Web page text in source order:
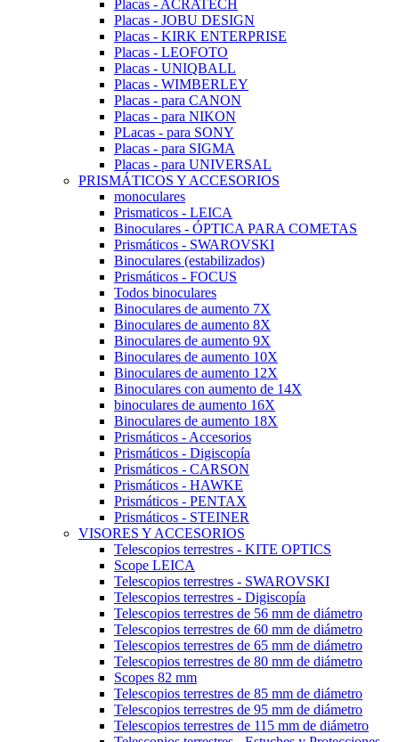
Placas - ACRATECH
Placas - JOBU DESIGN
Placas - KIRK ENTERPRISE
Placas - LEOFOTO
Placas - UNIQBALL
Placas - WIMBERLEY
Placas - para CANON
Placas - para NIKON
PLacas - para SONY
Placas - para SIGMA
Placas - para UNIVERSAL
PRISMÁTICOS Y ACCESORIOS
monoculares
Prismaticos - LEICA
Binoculares - ÓPTICA PARA COMETAS
Prismáticos - SWAROVSKI
Binoculares (estabilizados)
Prismáticos - FOCUS
Todos binoculares
Binoculares de aumento 7X
Binoculares de aumento 8X
Binoculares de aumento 9X
Binoculares de aumento 10X
Binoculares de aumento 12X
Binoculares con aumento de 14X
binoculares de aumento 16X
Binoculares de aumento 18X
Prismáticos - Accesorios
Prismáticos - Digiscopía
Prismáticos - CARSON
Prismáticos - HAWKE
Prismáticos - PENTAX
Prismáticos - STEINER
VISORES Y ACCESORIOS
Telescopios terrestres - KITE OPTICS
Scope LEICA
Telescopios terrestres - SWAROVSKI
Telescopios terrestres - Digiscopía
Telescopios terrestres de 56 mm de diámetro
Telescopios terrestres de 60 mm de diámetro
Telescopios terrestres de 65 mm de diámetro
Telescopios terrestres de 80 mm de diámetro
Scopes 82 mm
Telescopios terrestres de 85 mm de diámetro
Telescopios terrestres de 95 mm de diámetro
Telescopios terrestres de 115 mm de diámetro